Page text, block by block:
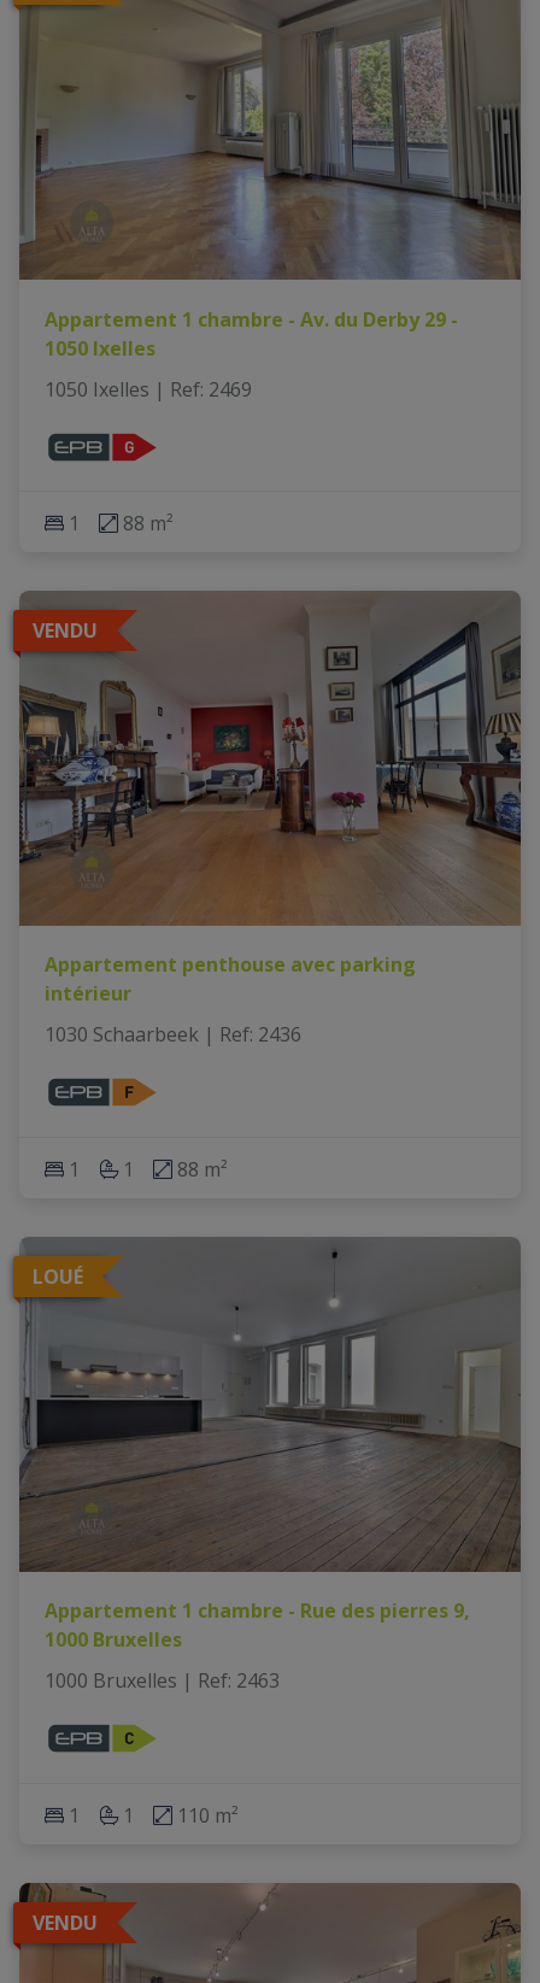
Appartement 1 chambre - Av. du Derby 29 -
1050 Ixelles
1050 Ixelles | Ref: 2469
1 88 m²
VENDU
Appartement penthouse avec parking
intérieur
1030 Schaarbeek | Ref: 2436
1 1 88 m²
LOUÉ
Appartement 1 chambre - Rue des pierres 9,
1000 Bruxelles
1000 Bruxelles | Ref: 2463
1 1 110 m²
VENDU